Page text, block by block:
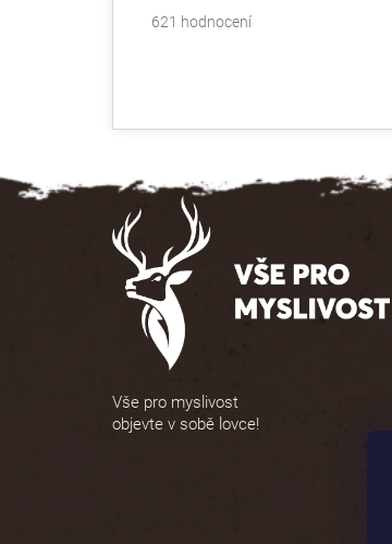
Průměrné
621 hodnocení
Vše pro myslivost
objevte v sobě lovce!